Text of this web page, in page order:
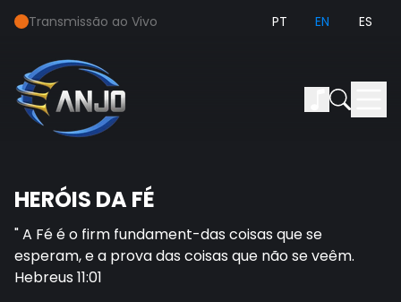
Transmissão ao Vivo PT EN ES
HERÓIS DA FÉ
" A Fé é o firm fundament-das coisas que se
esperam, e a prova das coisas que não se veêm.
Hebreus 11:01